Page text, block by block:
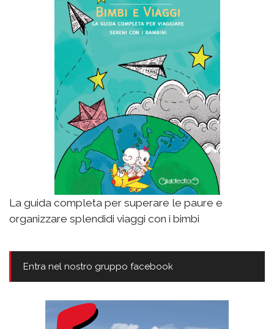
La guida completa per superare le paure e
organizzare splendidi viaggi con i bimbi
Entra nel nostro gruppo facebook